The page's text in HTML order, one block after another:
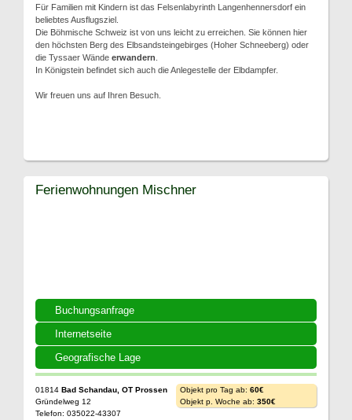
Für Familien mit Kindern ist das Felsenlabyrinth Langenhennersdorf ein
beliebtes Ausflugsziel.
Die Böhmische Schweiz ist von uns leicht zu erreichen. Sie können hier
den höchsten Berg des Elbsandsteingebirges (Hoher Schneeberg) oder
die Tyssaer Wände erwandern
In Königstein befindet sich auch die Anlegestelle der Elbdampfer.
Wir freuen uns auf Ihren Besuch.
Buchungsanfrage
Internetseite
Geografische Lage
Ferienwohnungen Mischner
01814 Bad Schandau, OT Prossen
Gründelweg 12
Telefon: 035022-43307
Objekt pro Tag ab: 60€
Objekt p. Woche ab: 350€